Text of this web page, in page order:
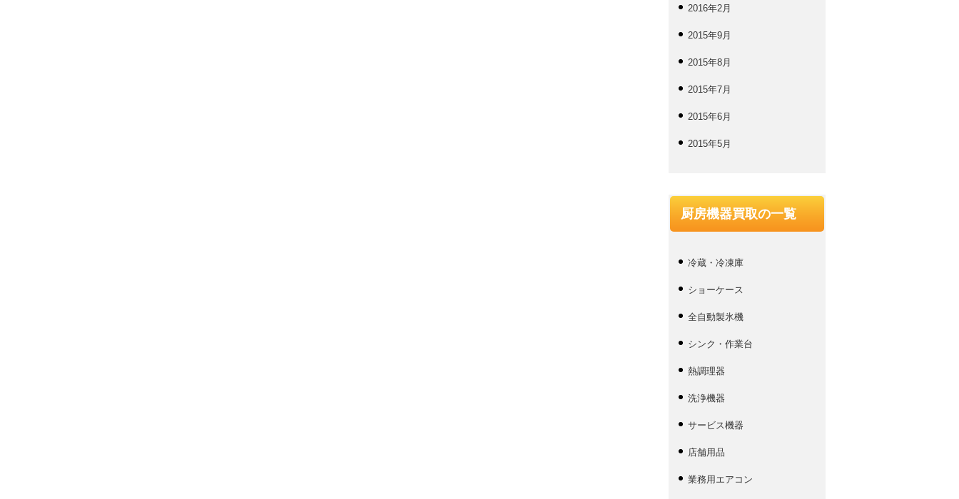
2016年2月
2015年9月
2015年8月
2015年7月
2015年6月
2015年5月
厨房機器買取の一覧
冷蔵・冷凍庫
ショーケース
全自動製氷機
シンク・作業台
熱調理器
洗浄機器
サービス機器
店舗用品
業務用エアコン